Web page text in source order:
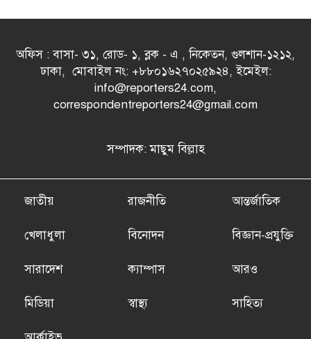
অফিস : বাসা- ৩১, রোড- ১, ব্লক - এ , নিকেতন, গুলশান-১২১২,
ঢাকা, মোবাইল নং: +৮৮০১৬২৭০২৫৯২৪, ইমেইল:
info@reporters24.com,
correspondentreporters24@gmail.com
সম্পাদক: মাছুম বিল্লাহ
জাতীয় রাজনীতি আন্তর্জাতিক
খেলাধুলা বিনোদন বিজ্ঞান-প্রযুক্তি
সারাদেশ ক্যাম্পাস আরও
মিডিয়া স্বাস্থ্য সাহিত্য